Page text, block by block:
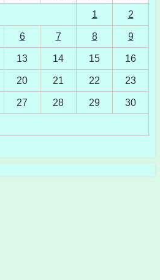
1 2
6 7 8 9
13 14 15 16
20 21 22 23
27 28 29 30